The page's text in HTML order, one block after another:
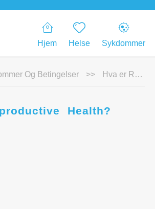
Hjem Helse Sykdommer
Og Betingelser >> Hva er Reproductive Health?
Health?